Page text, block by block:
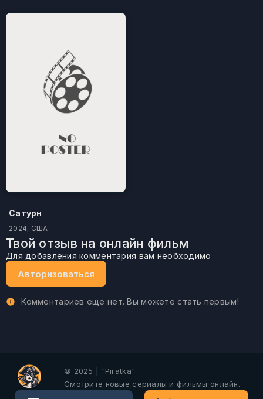
Сатурн
2024, США
Твой отзыв на онлайн фильм
Для добавления комментария вам необходимо
Авторизоваться
Комментариев еще нет. Вы можете стать первым!
© 2025 | "Piratka"
Смотрите новые сериалы и фильмы онлайн.